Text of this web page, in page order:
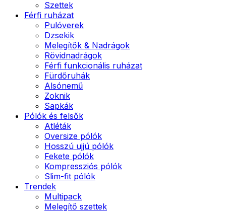
Szettek
Férfi ruházat
Pulóverek
Dzsekik
Melegítők & Nadrágok
Rövidnadrágok
Férfi funkcionális ruházat
Fürdőruhák
Alsónemű
Zoknik
Sapkák
Pólók és felsők
Atléták
Oversize pólók
Hosszú ujjú pólók
Fekete pólók
Kompressziós pólók
Slim-fit pólók
Trendek
Multipack
Melegítő szettek